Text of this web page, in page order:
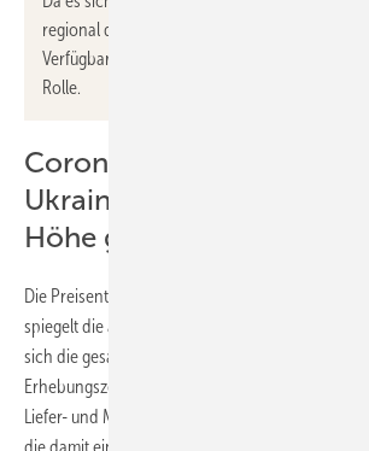
regional deutliche Unterschiede. Dabei spielt
Verfügbarkeit und Auslastung der
Rolle.
Corona-Lockdowns und
Ukrainekrieg haben die
Höhe getrieben
Die Preisentwicklung bei den Heiztechnologien
spiegelt die außergewöhnlichen
sich die gesamte Heizungsbranche insbesondere
Erhebungszeitraums konfrontiert sah. So waren
Liefer- und Materialengpässe aufgrund der
die damit einhergehenden Preiserhöhungen ein